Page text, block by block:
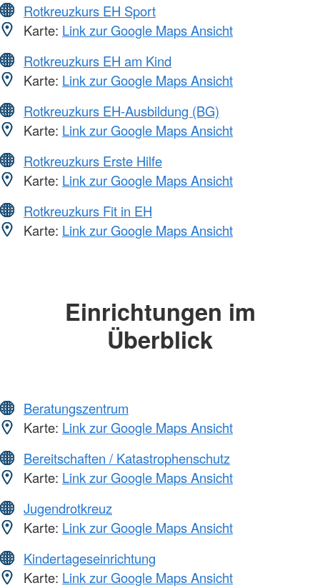
Rotkreuzkurs EH Sport
Karte: Link zur Google Maps Ansicht
Rotkreuzkurs EH am Kind
Karte: Link zur Google Maps Ansicht
Rotkreuzkurs EH-Ausbildung (BG)
Karte: Link zur Google Maps Ansicht
Rotkreuzkurs Erste Hilfe
Karte: Link zur Google Maps Ansicht
Rotkreuzkurs Fit in EH
Karte: Link zur Google Maps Ansicht
Einrichtungen im
Überblick
Beratungszentrum
Karte: Link zur Google Maps Ansicht
Bereitschaften / Katastrophenschutz
Karte: Link zur Google Maps Ansicht
Jugendrotkreuz
Karte: Link zur Google Maps Ansicht
Kindertageseinrichtung
Karte: Link zur Google Maps Ansicht